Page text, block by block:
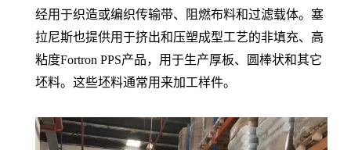
经用于织造或编织传输带、阻燃布料和过滤载体。塞
拉尼斯也提供用于挤出和压塑成型工艺的非填充、高
粘度Fortron PPS产品，用于生产厚板、圆棒状和其它
坯料。这些坯料通常用来加工样件。